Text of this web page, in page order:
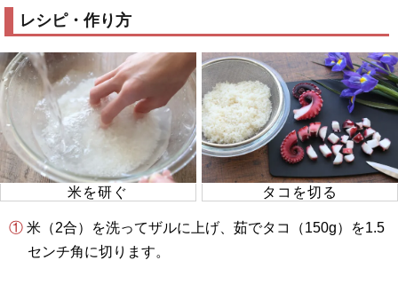
レシピ・作り方
米を研ぐ タコを切る
① 米（2合）を洗ってザルに上げ、茹でタコ（150g）を1.5
センチ角に切ります。